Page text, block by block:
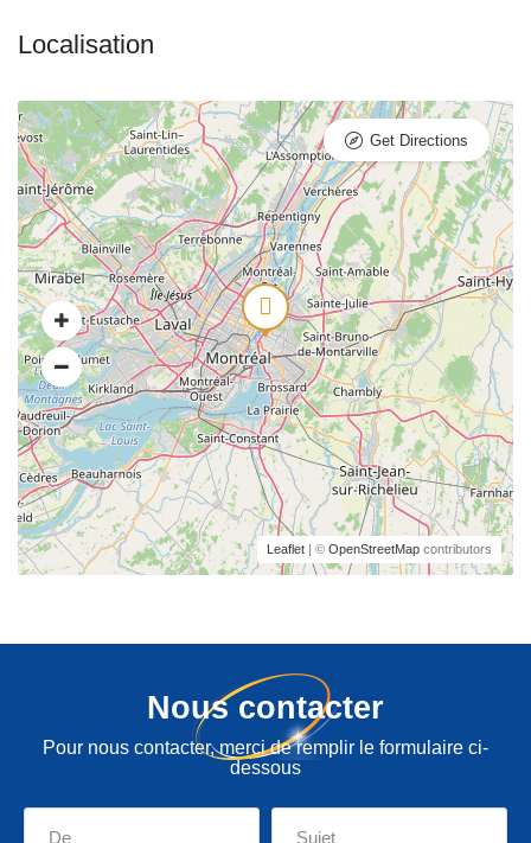
Leaflet | © OpenStreetMap contributors
Get Directions
Nous contacter
Pour nous contacter, merci de remplir le formulaire ci-
dessous